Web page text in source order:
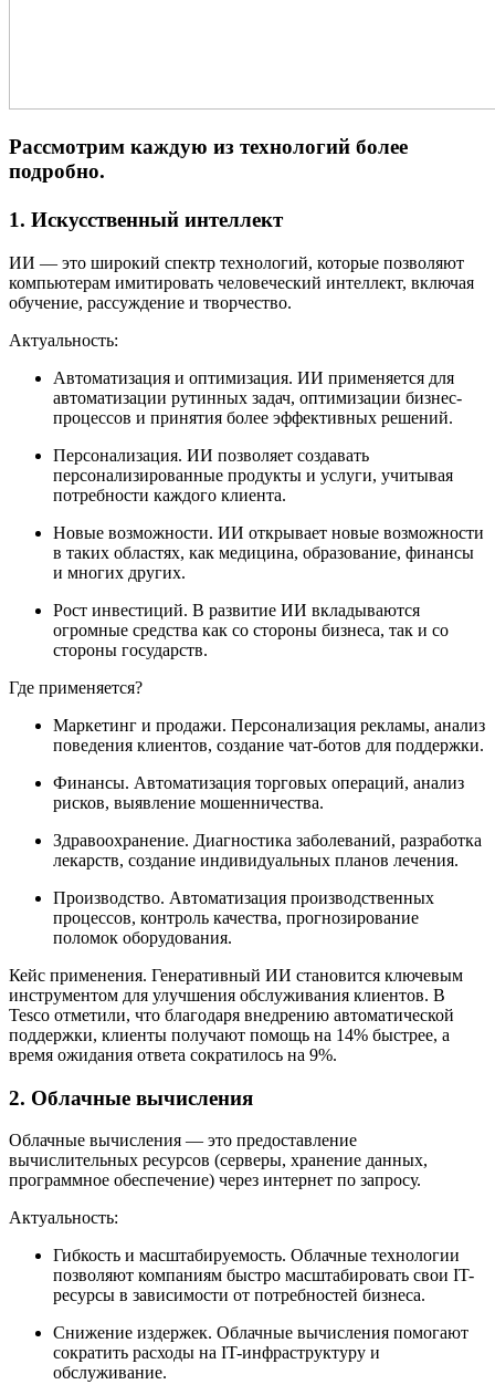
Рассмотрим каждую из технологий более
подробно.
1. Искусственный интеллект
ИИ — это широкий спектр технологий, которые позволяют
компьютерам имитировать человеческий интеллект, включая
обучение, рассуждение и творчество.
Актуальность:
Автоматизация и оптимизация. ИИ применяется для
автоматизации рутинных задач, оптимизации бизнес-
процессов и принятия более эффективных решений.
Персонализация. ИИ позволяет создавать
персонализированные продукты и услуги, учитывая
потребности каждого клиента.
Новые возможности. ИИ открывает новые возможности
в таких областях, как медицина, образование, финансы
и многих других.
Рост инвестиций. В развитие ИИ вкладываются
огромные средства как со стороны бизнеса, так и со
стороны государств.
Где применяется?
Маркетинг и продажи. Персонализация рекламы, анализ
поведения клиентов, создание чат-ботов для поддержки.
Финансы. Автоматизация торговых операций, анализ
рисков, выявление мошенничества.
Здравоохранение. Диагностика заболеваний, разработка
лекарств, создание индивидуальных планов лечения.
Производство. Автоматизация производственных
процессов, контроль качества, прогнозирование
поломок оборудования.
Кейс применения. Генеративный ИИ становится ключевым
инструментом для улучшения обслуживания клиентов. В
Tesco отметили, что благодаря внедрению автоматической
поддержки, клиенты получают помощь на 14% быстрее, а
время ожидания ответа сократилось на 9%.
2. Облачные вычисления
Облачные вычисления — это предоставление
вычислительных ресурсов (серверы, хранение данных,
программное обеспечение) через интернет по запросу.
Актуальность:
Гибкость и масштабируемость. Облачные технологии
позволяют компаниям быстро масштабировать свои IT-
ресурсы в зависимости от потребностей бизнеса.
Снижение издержек. Облачные вычисления помогают
сократить расходы на IT-инфраструктуру и
обслуживание.